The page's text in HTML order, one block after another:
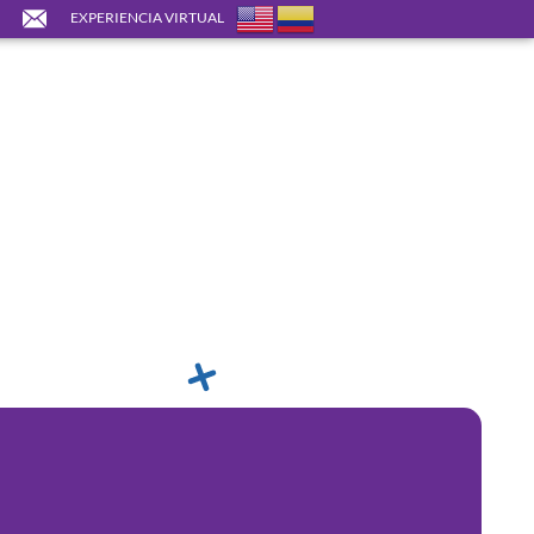
EXPERIENCIA VIRTUAL